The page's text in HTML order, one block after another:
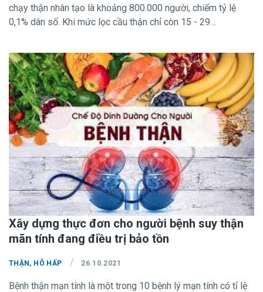
chạy thận nhân tạo là khoảng 800.000 người, chiếm tỷ lệ
0,1% dân số. Khi mức lọc cầu thận chỉ còn 15 - 29
trọng, sẽ xuất hiện các triệu chứng như da xanh, xuất huyết
đường tiêu hóa, chán ăn, buồn nôn, phù nề, ngứa toàn thân…
làm giảm chất lượng cuộc sống của người bệnh. Để cải thiện
các triệu chứng, giảm nguy cơ tổn thương nội tạng nghiêm
trọng và làm chậm tiến trình thận suy, song song với thuốc
điều trị thì tùy vào phương pháp lọc máu người bệnh cần có
một chế độ ăn tương thích.
Xây dựng thực đơn cho người bệnh suy thận
mãn tính đang điều trị bảo tồn
THẬN, HÔ HẤP / 26.10.2021
Bệnh thận mạn tính là một trong 10 bệnh lý mạn tính có tỉ lệ